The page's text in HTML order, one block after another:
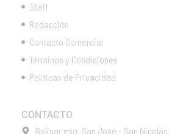
Staff
Redacción
Contacto Comercial
Términos y Condiciones
Políticas de Privacidad
CONTACTO
Bolivar esq. San José - San Nicolás